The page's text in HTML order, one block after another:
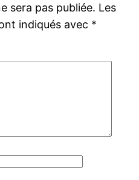
sera pas publiée. Les
indiqués avec *